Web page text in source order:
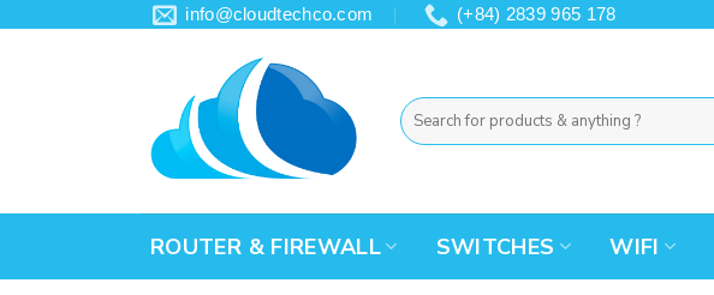
info@cloudtechco.com (+84) 2839 965 178
Search
for:
ROUTER & FIREWALL SWITCHES WIFI